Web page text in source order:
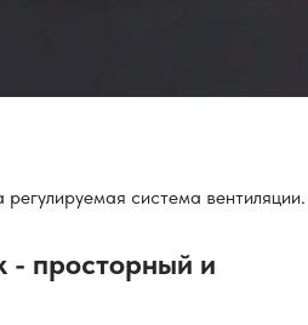
система вентиляции.
- просторный и